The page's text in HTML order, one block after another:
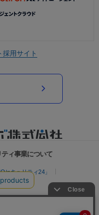
採用サイト
ィ事業について
セキュリティ24」